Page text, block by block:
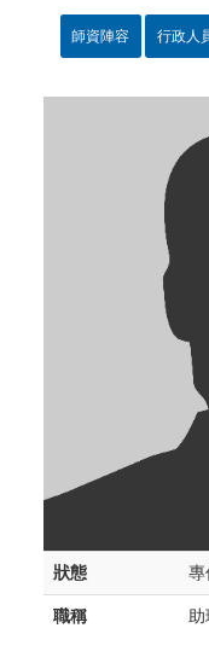
師資陣容 行政人
狀態 專
職稱